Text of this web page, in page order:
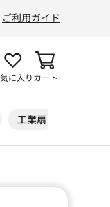
ご利用ガイド
に入りカート
工業扇